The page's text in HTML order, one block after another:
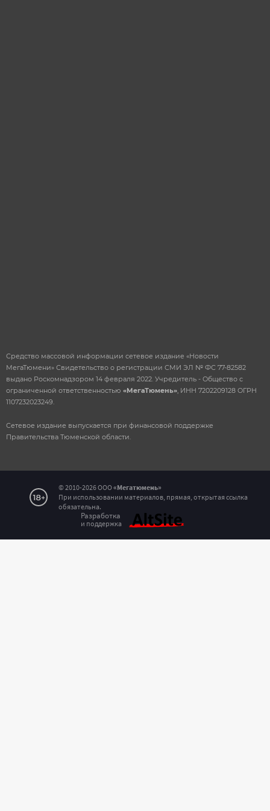
Сетевое издание выпускается при финансовой поддержке
Правительства Тюменской области.
Средство массовой информации сетевое издание «Новости
МегаТюмени» Свидетельство о регистрации СМИ ЭЛ № ФС 77-82582
выдано Роскомнадзором 14 февраля 2022. Учредитель - Общество с
ограниченной ответственностью «МегаТюмень» , ИНН 7202209128 ОГРН
1107232023249.
© 2010-2026 ООО«Мегатюмень»
При использовании материалов, прямая, открытая ссылка
обязательна.
Разработка
и поддержка
Сообщение об ошибке на
странице